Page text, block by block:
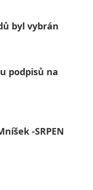
byl vybrán
podpisů na
-SRPEN